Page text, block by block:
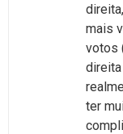
mais
votos
ter